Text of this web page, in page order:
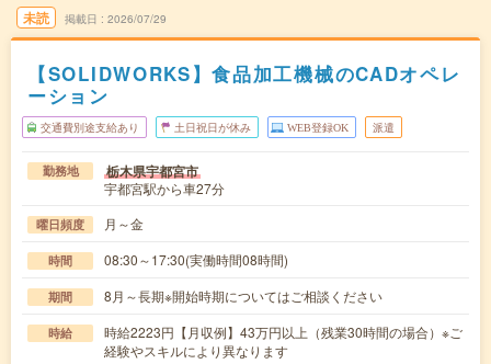
未読 掲載日 2026/07/29
【SOLIDWORKS】食品加工機械のCADオペレ
ーション
交通費別途支給あり 土日祝日が休み WEB登録OK 派遣
勤務地 栃木県宇都宮市
宇都宮駅から車27分
曜日頻度 月～金
時間 08:30～17:30(実働時間08時間)
期間 8月～長期※開始時期についてはご相談ください
時給
時給2223円【月収例】43万円以上（残業30時間の場合）※ご
経験やスキルにより異なります